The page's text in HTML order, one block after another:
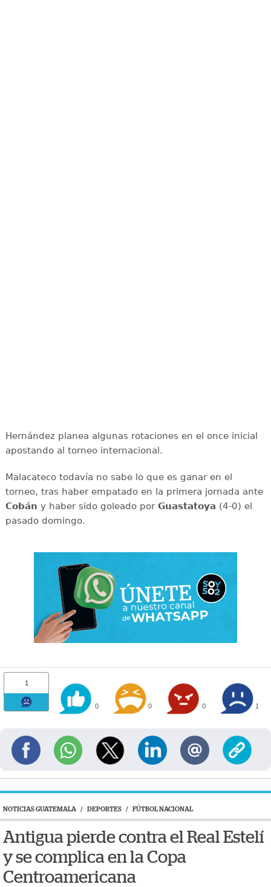
Hernández planea algunas rotaciones en el once inicial
apostando al torneo internacional.
Malacateco todavía no sabe lo que es ganar en el
torneo, tras haber empatado en la primera jornada ante
Cobán y haber sido goleado por Guastatoya (4-0) el
pasado domingo.
1
0 0 0 1
NOTICIAS GUATEMALA / DEPORTES / FÚTBOL NACIONAL
Antigua pierde contra el Real Estelí
y se complica en la Copa
Centroamericana